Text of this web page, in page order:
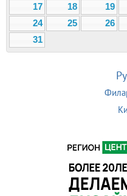
17
18 19
24
25 26
31